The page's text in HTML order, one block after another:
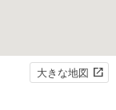
大きな地図